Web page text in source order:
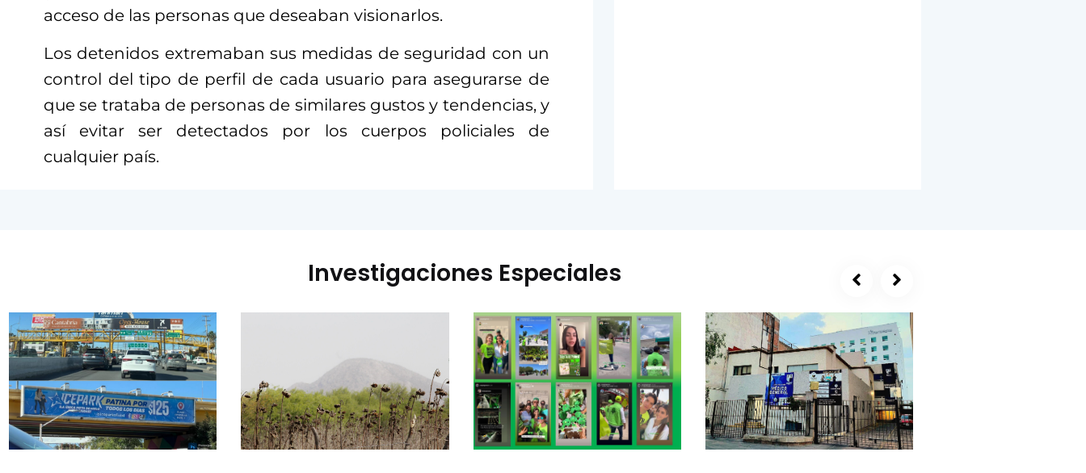
acceso de las personas que deseaban visionarlos.
Los detenidos extremaban sus medidas de seguridad con un
control del tipo de perfil de cada usuario para asegurarse de
que se trataba de personas de similares gustos y tendencias, y
así evitar ser detectados por los cuerpos policiales de
cualquier país.
Investigaciones Especiales